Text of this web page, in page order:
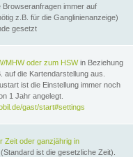
immer auf
z.B. für die Ganglinienanzeige)
gesetzt
MHW oder zum HSWin Beziehung
die Kartendarstellung aus.
ist die Einstellung immer noch
1 Jahr angelegt.
gast/start#settings
Zeit oder ganzjährig in
ist die gesetzliche Zeit).